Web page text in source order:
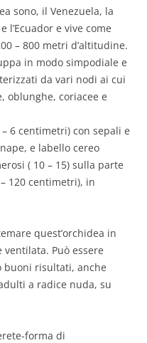
sono, il Venezuela, la
l’Ecuador e vive come
– 800 metri d’altitudine.
in modo simpodiale e
da vari nodi ai cui
oblunghe, coriacee e
6 centimetri) con sepali e
e labello cereo
( 10 – 15) sulla parte
120 centimetri), in
quest’orchidea in
Può essere
buoni risultati, anche
a radice nuda, su
forma di